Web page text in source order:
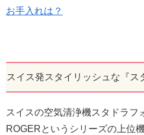
お手入れは？
スイス発スタイリッシュな『
スイスの空気清浄機スタドラフ
ROGERというシリーズの上位